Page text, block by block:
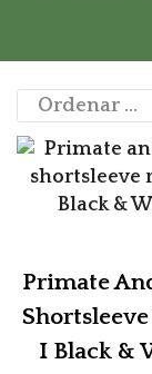
Primate
I Black &